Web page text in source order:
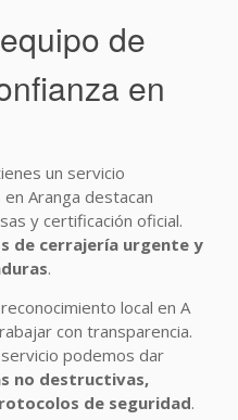
de
en
un servicio
Aranga destacan
y certificación oficial.
de cerrajería urgente y
.
local en A
con transparencia.
podemos dar
no destructivas,
de seguridad.